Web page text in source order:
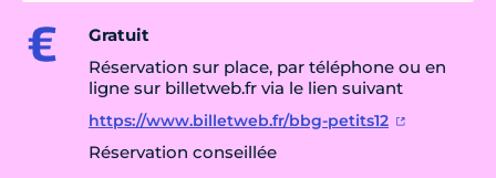
Gratuit
Réservation sur place, par téléphone ou en
ligne sur billetweb.fr via le lien suivant
https://www.billetweb.fr/bbg-petits12
Réservation conseillée